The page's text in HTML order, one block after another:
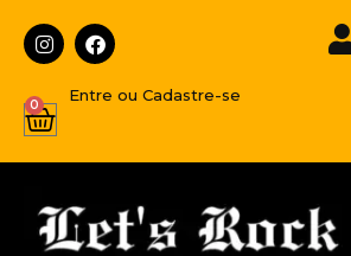
Entre ou Cadastre-se
0